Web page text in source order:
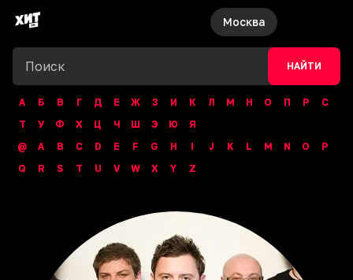
Москва
НАЙТИ
А Б В Г Д Е Ж З И К Л М Н О П Р
С
Т
У Ф Х Ц Ч Ш Э Ю
Я
@
A B C D E F G H I J K L M N O
P
Q
R S T U V W X Y Z